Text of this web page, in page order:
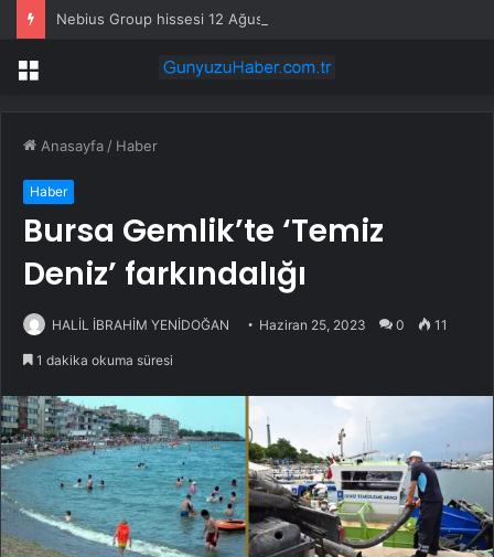
Menü
Anasayfa / Haber
Haber
Bursa Gemlik’te ‘Temiz
Deniz’ farkındalığı
HALİL İBRAHİM YENİDOĞAN Haziran 25, 2023 0 11
1 dakika okuma süresi